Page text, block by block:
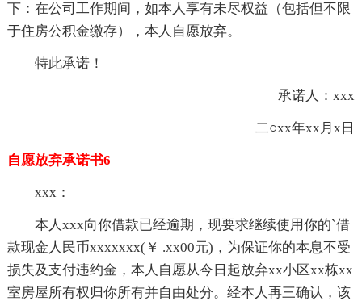
下：在公司工作期间，如本人享有未尽权益（包括但不限
于住房公积金缴存），本人自愿放弃。
特此承诺！
承诺人：xxx
二○xx年xx月x日
自愿放弃承诺书6
xxx：
本人xxx向你借款已经逾期，现要求继续使用你的`借
款现金人民币xxxxxxx(￥ .xx00元)，为保证你的本息不受
损失及支付违约金，本人自愿从今日起放弃xx小区xx栋xx
室房屋所有权归你所有并自由处分。经本人再三确认，该